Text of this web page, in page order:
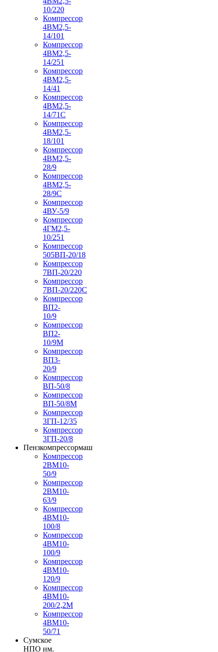
10/220
Компрессор
4ВМ2,5-
14/101
Компрессор
4ВМ2,5-
14/251
Компрессор
4ВМ2,5-
14/41
Компрессор
4ВМ2,5-
14/71C
Компрессор
4ВМ2,5-
18/101
Компрессор
4ВМ2,5-
28/9
Компрессор
4ВМ2,5-
28/9С
Компрессор
4ВУ-5/9
Компрессор
4ГМ2,5-
10/251
Компрессор
505ВП-20/18
Компрессор
7ВП-20/220
Компрессор
7ВП-20/220С
Компрессор
ВП2-
10/9
Компрессор
ВП2-
10/9М
Компрессор
ВП3-
20/9
Компрессор
ВП-50/8
Компрессор
ВП-50/8М
Компрессор
3ГП-12/35
Компрессор
3ГП-20/8
Пензкомпрессормаш
Компрессор
2ВМ10-
50/9
Компрессор
2ВМ10-
63/9
Компрессор
4ВМ10-
100/8
Компрессор
4ВМ10-
100/9
Компрессор
4ВМ10-
120/9
Компрессор
4ВМ10-
200/2,2М
Компрессор
4ВМ10-
50/71
Сумское
НПО им.